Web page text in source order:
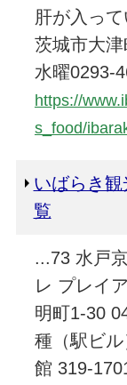
肝が入っ
茨城市大
水曜0293-
https://
s_food/
いばらき
覧
...73 水戸
レ プレイ
明町1-30
種（駅ビル
館 319-